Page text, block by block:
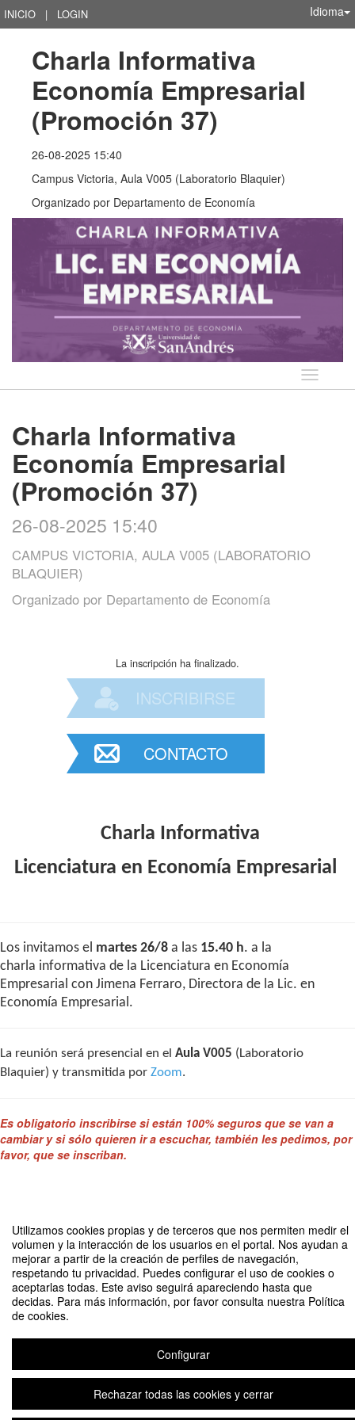
Utilizamos cookies propias y de terceros que nos permiten medir el
volumen y la interacción de los usuarios en el portal. Nos ayudan a
mejorar a partir de la creación de perfiles de navegación,
respetando tu privacidad. Puedes configurar el uso de cookies o
aceptarlas todas. Este aviso seguirá apareciendo hasta que
decidas. Para más información, por favor consulta nuestra Política
de cookies.
Configurar
Rechazar todas las cookies y cerrar
INICIO | LOGIN Idioma
Charla Informativa
Economía Empresarial
(Promoción 37)
26-08-2025 15:40
Campus Victoria, Aula V005 (Laboratorio Blaquier)
Organizado por Departamento de Economía
Idioma
Charla Informativa
Economía Empresarial
(Promoción 37)
26-08-2025 15:40
CAMPUS VICTORIA, AULA V005 (LABORATORIO
BLAQUIER)
Organizado por Departamento de Economía
La inscripción ha finalizado.
INSCRIBIRSE
CONTACTO
Charla Informativa
Licenciatura en Economía Empresarial
Los invitamos el martes 26/8 a las 15.40 h. a la
charla informativa de la Licenciatura en Economía
Empresarial con Jimena Ferraro, Directora de la Lic. en
Economía Empresarial.
La reunión será presencial en el Aula V005 (Laboratorio
Blaquier) y transmitida por Zoom.
Es obligatorio inscribirse si están 100% seguros que se van a
cambiar y si sólo quieren ir a escuchar, también les pedimos, por
favor, que se inscriban.
Charla Informativa Economía Empresarial (Promoción 37)
Contacto
Plataforma de organización de eventos Symposium